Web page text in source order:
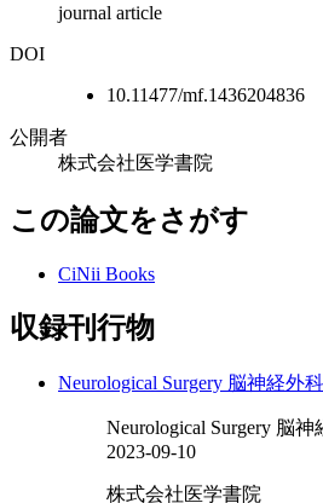
journal article
DOI
10.11477/mf.1436204836
公開者
株式会社医学書院
この論文をさがす
CiNii Books
収録刊行物
Neurological Surgery 脳神経外科
Neurological Surgery 脳神
2023-09-10
株式会社医学書院